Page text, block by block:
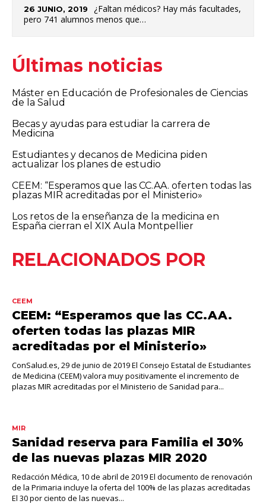
26 JUNIO, 2019
¿Faltan médicos? Hay más facultades,
pero 741 alumnos menos que…
Últimas noticias
Máster en Educación de Profesionales de Ciencias
de la Salud
Becas y ayudas para estudiar la carrera de
Medicina
Estudiantes y decanos de Medicina piden
actualizar los planes de estudio
CEEM: “Esperamos que las CC.AA. oferten todas las
plazas MIR acreditadas por el Ministerio»
Los retos de la enseñanza de la medicina en
España cierran el XIX Aula Montpellier
RELACIONADOS POR
CEEM
CEEM: “Esperamos que las CC.AA.
oferten todas las plazas MIR
acreditadas por el Ministerio»
ConSalud.es, 29 de junio de 2019 El Consejo Estatal de Estudiantes
de Medicina (CEEM) valora muy positivamente el incremento de
plazas MIR acreditadas por el Ministerio de Sanidad para...
MIR
Sanidad reserva para Familia el 30%
de las nuevas plazas MIR 2020
Redacción Médica, 10 de abril de 2019 El documento de renovación
de la Primaria incluye la oferta del 100% de las plazas acreditadas
El 30 por ciento de las nuevas...